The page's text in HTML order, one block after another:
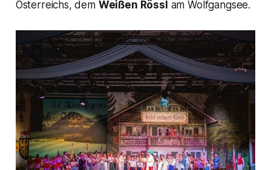
Österreichs, dem Weißen Rössl am Wolfgangsee.